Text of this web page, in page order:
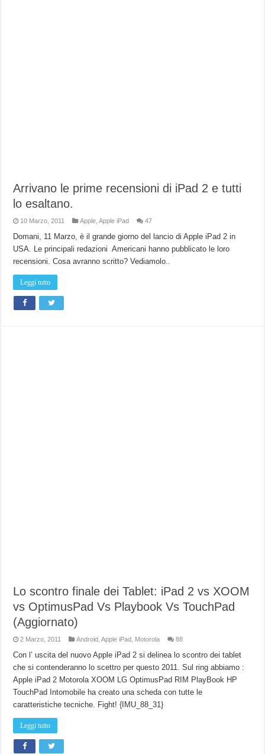
Arrivano le prime recensioni di iPad 2 e tutti
lo esaltano.
10 Marzo, 2011 Apple ,Apple iPad 47
Domani, 11 Marzo, è il grande giorno del lancio di Apple iPad 2 in
USA. Le principali redazioni Americani hanno pubblicato le loro
recensioni. Cosa avranno scritto? Vediamolo..
Leggi tutto
Lo scontro finale dei Tablet: iPad 2 vs XOOM
vs OptimusPad Vs Playbook Vs TouchPad
(Aggiornato)
2 Marzo, 2011 Android ,Apple iPad Motorola 88
Con l’ uscita del nuovo Apple iPad 2 si delinea lo scontro dei tablet
che si contenderanno lo scettro per questo 2011. Sul ring abbiamo :
Apple iPad 2 Motorola XOOM LG OptimusPad RIM PlayBook HP
TouchPad Intomobile ha creato una scheda con tutte le
caratteristiche tecniche. Fight! {IMU_88_31}
Leggi tutto